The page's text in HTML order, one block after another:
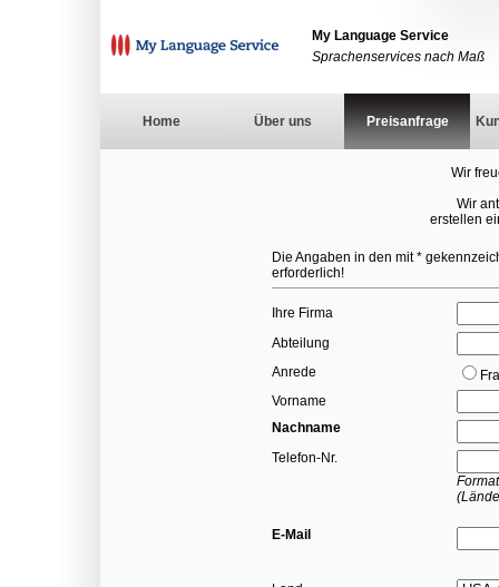
My Language Service
Sprachenservices nach Maß
Home Über uns Preisanfrage
Wir
Wir
erstellen
Die Angaben in den mit *
erforderlich!
Ihre Firma
Abteilung
Anrede
Vorname
Nachname
Telefon-Nr.
E-Mail